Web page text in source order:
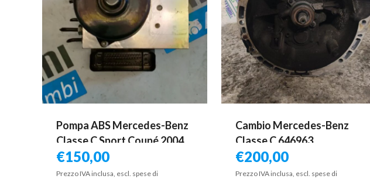
Pompa ABS Mercedes-Benz
Classe C Sport Coupé 2004
€150,00
Prezzo IVA inclusa, escl. spese di
Cambio Mercedes-Benz
Classe C 646963
€200,00
Prezzo IVA inclusa, escl. spese di